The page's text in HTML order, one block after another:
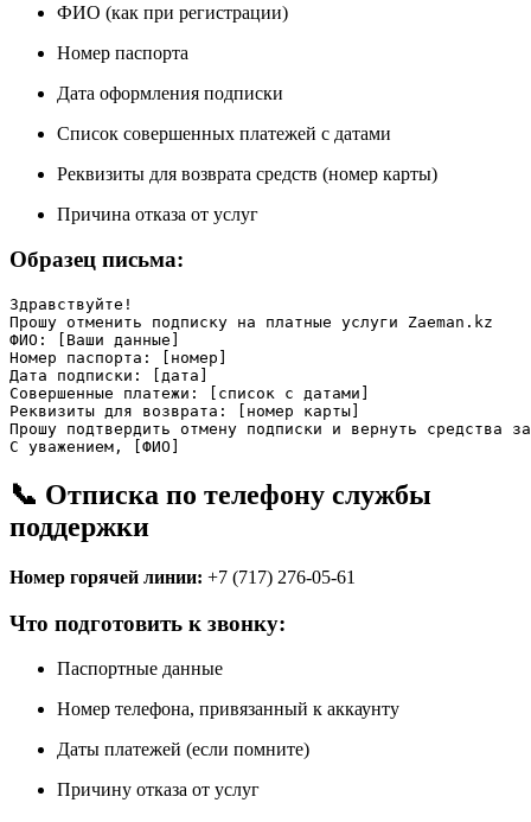
ФИО (как при регистрации)
Номер паспорта
Дата оформления подписки
Список совершенных платежей с датами
Реквизиты для возврата средств (номер карты)
Причина отказа от услуг
Образец письма:
Здравствуйте!
Прошу отменить подписку на платные услуги Zaeman.kz
ФИО: [Ваши данные]
Номер паспорта: [номер]
Дата подписки: [дата]
Совершенные платежи: [список с датами]
Реквизиты для возврата: [номер карты]
Прошу подтвердить отмену подписки и вернуть средства
С уважением, [ФИО]
📞 Отписка по телефону службы
поддержки
Номер горячей линии: +7 (717) 276-05-61
Что подготовить к звонку:
Паспортные данные
Номер телефона, привязанный к аккаунту
Даты платежей (если помните)
Причину отказа от услуг